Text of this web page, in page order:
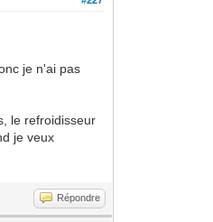
je n'ai pas
le refroidisseur
je veux
Répondre